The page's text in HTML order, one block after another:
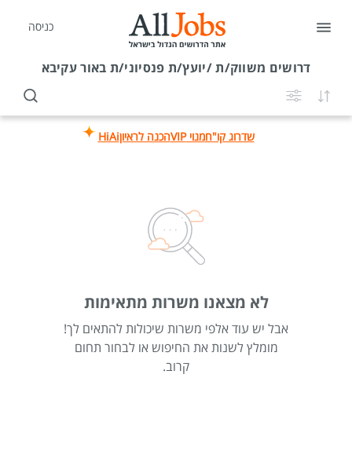
כניסה
דרושים משווק/ת /יועץ/ת פנסיוני/ת באור עקיבא
שדרוג קו"חמנוי VIP הכנה לראיוןHiAi
לא מצאנו משרות מתאימות
אבל יש עוד אלפי משרות שיכולות להתאים לך!
מומלץ לשנות את החיפוש או לבחור תחום
קרוב.